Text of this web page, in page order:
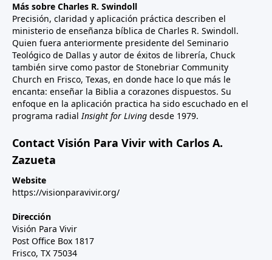
Más sobre Charles R. Swindoll
Precisión, claridad y aplicación práctica describen el
ministerio de enseñanza bíblica de Charles R. Swindoll.
Quien fuera anteriormente presidente del Seminario
Teológico de Dallas y autor de éxitos de librería, Chuck
también sirve como pastor de Stonebriar Community
Church en Frisco, Texas, en donde hace lo que más le
encanta: enseñar la Biblia a corazones dispuestos. Su
enfoque en la aplicación practica ha sido escuchado en el
programa radialInsight for Living desde 1979.
Contact Visión Para Vivir with Carlos A.
Zazueta
Website
https://visionparavivir.org/
Dirección
Visión Para Vivir
Post Office Box 1817
Frisco, TX 75034